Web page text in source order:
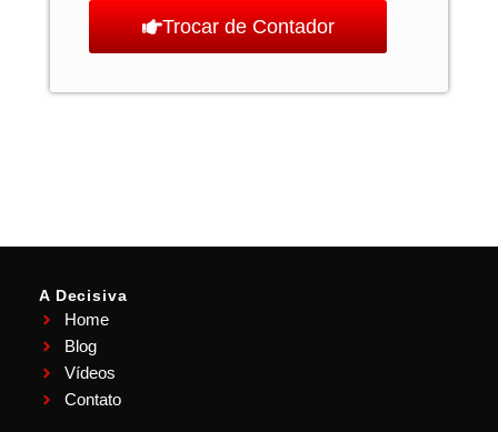
Trocar de Contador
A Decisiva
Home
Blog
Vídeos
Contato